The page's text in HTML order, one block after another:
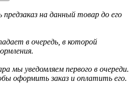
на данный товар до его
в очередь, в которой
мы уведомляем первого в очереди.
оформить заказ и оплатить его.